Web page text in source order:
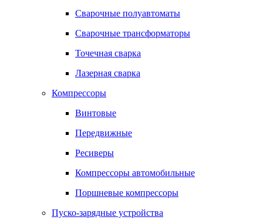
Сварочные полуавтоматы
Сварочные трансформаторы
Точечная сварка
Лазерная сварка
Компрессоры
Винтовые
Передвижные
Ресиверы
Компрессоры автомобильные
Поршневые компрессоры
Пуско-зарядные устройства